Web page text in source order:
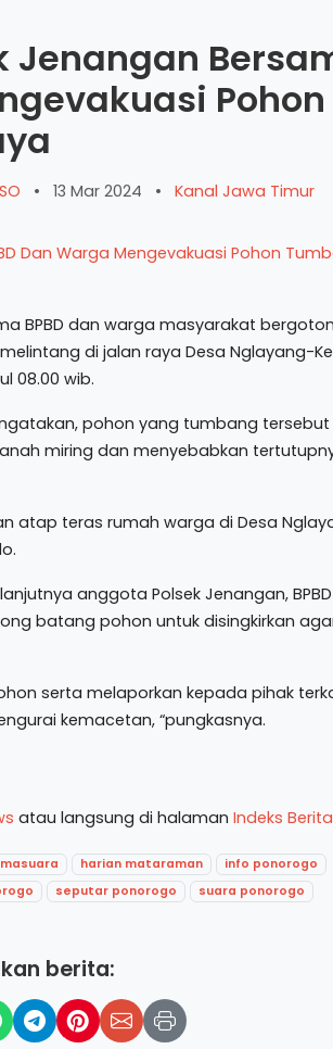
Jenangan
Pohon
• 13 Mar 2024 • Kanal Jawa Timur
BPBD dan warga masyarakat
di jalan raya Desa Nglayang-
08.00 wib.
pohon yang tumbang
miring dan menyebabkan
atap teras rumah warga di Desa
anggota Polsek Jenangan,
batang pohon untuk disingkirkan
serta melaporkan kepada pihak
kemacetan, “pungkasnya.
atau langsung di halaman Indeks Berita
harian mataraman
info ponorogo
seputar ponorogo
suara ponorogo
berita: